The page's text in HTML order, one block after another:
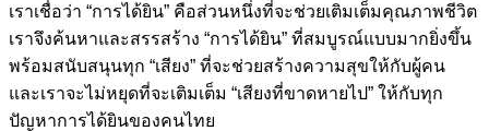
เราเชื่อว่า “การได้ยิน” คือส่วนหนึ่งที่จะช่วยเติมเต็มคุณภาพชีวิต
เราจึงค้นหาและสรรสร้าง “การได้ยิน” ที่สมบูรณ์แบบมากยิ่งขึ้น
พร้อมสนับสนุนทุก “เสียง” ที่จะช่วยสร้างความสุขให้กับผู้คน
และเราจะไม่หยุดที่จะเติมเต็ม “เสียงที่ขาดหายไป” ให้กับทุก
ปัญหาการได้ยินของคนไทย